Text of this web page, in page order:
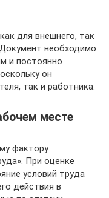
для внешнего, так
необходимо
и постоянно
он
так и работника.
месте
фактору
При оценке
условий труда
действия в